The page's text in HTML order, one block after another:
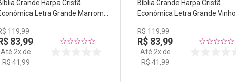
Grande Harpa Cristã
Letra Grande Marrom
119,99
83,99
Até 2x de
R$ 41 ,99
☆☆☆☆☆
Bíblia Grande Harpa Cristã
Econômica Letra Grande Vinho
R$119,99
R$ 83,99
Até 2x de
R$ 41,99
☆☆☆☆☆